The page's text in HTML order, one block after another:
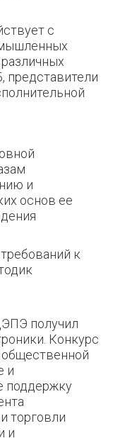
с
представители
и
основ ее
к
получил
Конкурс
и
поддержку
торговли
и